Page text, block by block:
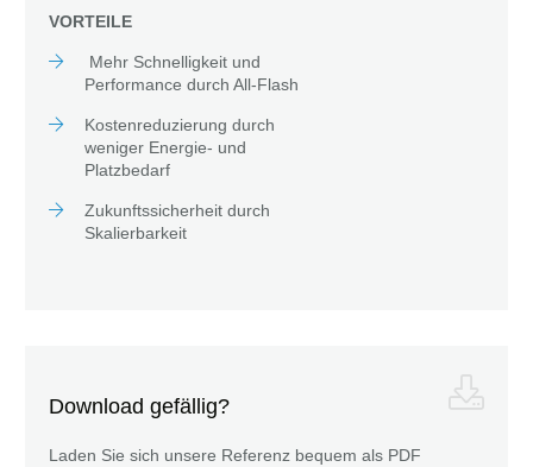
VORTEILE
Mehr Schnelligkeit und
Performance durch All-Flash
Kostenreduzierung durch
weniger Energie- und
Platzbedarf
Zukunftssicherheit durch
Skalierbarkeit
Download gefällig?
Laden Sie sich unsere Referenz bequem als PDF